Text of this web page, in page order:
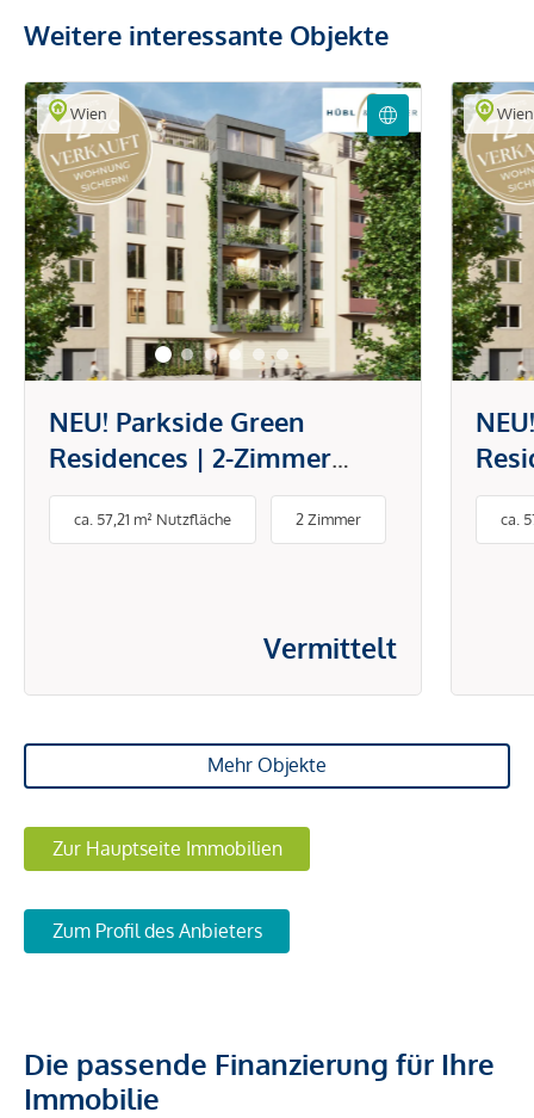
Weitere interessante Objekte
Wien
NEU! Parkside Green
Residences | 2-Zimmer
Wohnung mit Terrasse zum
Innenhof | Wohnen am Park
ca. 57,21 m² Nutzfläche 2 Zimmer
Vermittelt
Wien
ca.
Mehr Objekte
Zur Hauptseite Immobilien
Zum Profil des Anbieters
Die passende Finanzierung für Ihre
Immobilie